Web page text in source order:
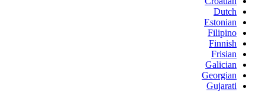
Dutch
Estonian
Filipino
Finnish
Frisian
Galician
Georgian
Gujarati